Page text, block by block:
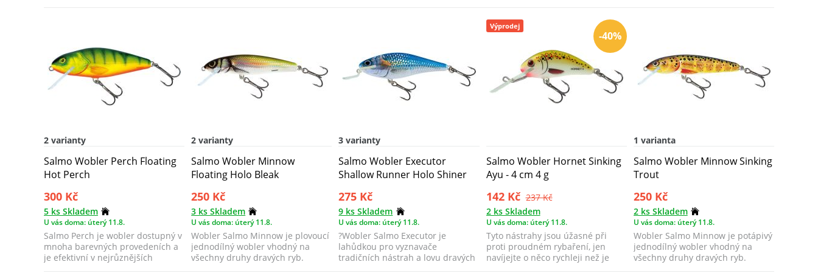
2 varianty
Salmo Wobler Perch Floating
Hot Perch
300 Kč
5 ks Skladem
U vás doma: úterý 11.8.
Salmo Perch je wobler dostupný v
mnoha barevných provedeních a
je efektivní v nejrůznějších
2 varianty
Salmo Wobler Minnow
Floating Holo Bleak
250 Kč
3 ks Skladem
U vás doma: úterý 11.8.
Wobler Salmo Minnow je plovoucí
jednodílný wobler vhodný na
všechny druhy dravých ryb.
3 varianty
Salmo Wobler Executor
Shallow Runner Holo Shiner
275 Kč
9 ks Skladem
U vás doma: úterý 11.8.
?Wobler Salmo Executor je
lahůdkou pro vyznavače
tradičních nástrah a lovu dravých
-40%
Výprodej
Salmo Wobler Hornet Sinking
Ayu - 4 cm 4 g
142 Kč 237 Kč
2 ks Skladem
U vás doma: úterý 11.8.
Tyto nástrahy jsou úžasné při
proti proudném rybaření, jen
navíjejte o něco rychleji než je
1 varianta
Salmo Wobler Minnow Sinking
Trout
250 Kč
2 ks Skladem
U vás doma: úterý 11.8.
Wobler Salmo Minnow je potápivý
jednodílný wobler vhodný na
všechny druhy dravých ryb.